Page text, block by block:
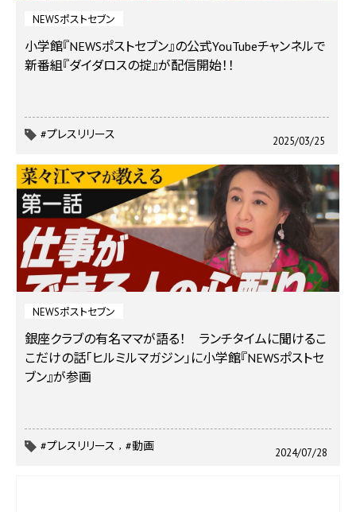
NEWSポストセブン
小学館『NEWSポストセブン』の公式YouTubeチャンネルで
新番組『ダイダロスの掟』が配信開始！！
2025/03/25
#プレスリリース
NEWSポストセブン
銀座クラブの有名ママが語る！ ランチタイムに聞けるこ
こだけの話「ヒルミルマガジン」に小学館『NEWSポストセ
ブン』が参画
2024/07/28
#プレスリリース #動画